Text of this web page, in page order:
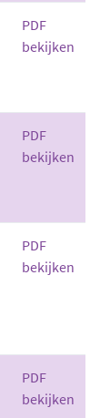
PDF
bekijken
PDF
bekijken
PDF
bekijken
PDF
bekijken